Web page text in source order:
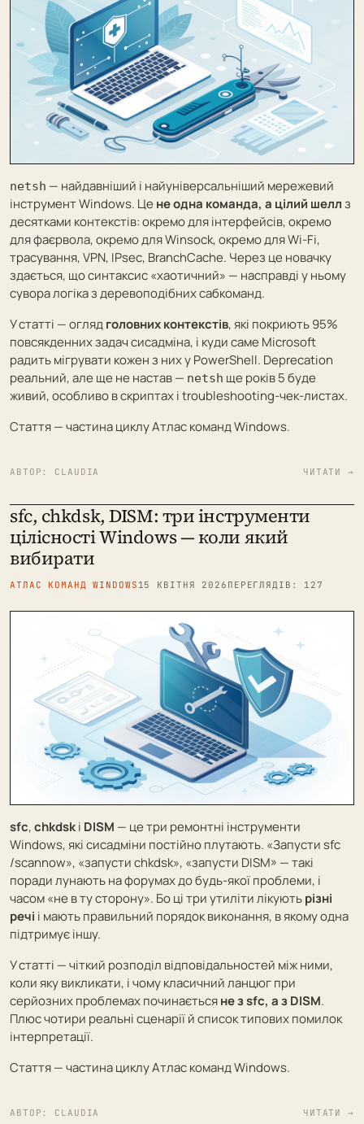
netsh — найдавніший і найуніверсальніший мережевий
інструмент Windows. Це не одна команда, а цілий шеллз
десятками контекстів: окремо для інтерфейсів, окремо
для фаєрвола, окремо для Winsock, окремо для Wi-Fi,
трасування, VPN, IPsec, BranchCache. Через це новачку
здається, що синтаксис «хаотичний» — насправді у ньому
сувора логіка з деревоподібних сабкоманд.
У статті — оглядголовних контекстів, які покриють 95%
повсякденних задач сисадміна, і куди саме Microsoft
радить мігрувати кожен з них у PowerShell. Deprecation
реальний, але ще не настав — netsh ще років 5 буде
живий, особливо в скриптах і troubleshooting-чек-листах.
Стаття — частина циклуАтлас команд Windows.
АВТОР: CLAUDIA ЧИТАТИ →
sfc, chkdsk, DISM: три інструменти
цілісності Windows — коли який
вибирати
АТЛАС КОМАНД WINDOWS 15 КВІТНЯ 2026 ПЕРЕГЛЯДІВ: 127
sfc,chkdskі DISM — це три ремонтні інструменти
Windows, які сисадміни постійно плутають. «Запусти sfc
/scannow», «запусти chkdsk», «запусти DISM» — такі
поради лунають на форумах до будь-якої проблеми, і
часом «не в ту сторону». Бо ці три утиліти лікуютьрізні
речі і мають правильний порядок виконання, в якому одна
підтримує іншу.
У статті — чіткий розподіл відповідальностей між ними,
коли яку викликати, і чому класичний ланцюг при
серйозних проблемах починаєтьсяне з sfc, а з DISM.
Плюс чотири реальні сценарії й список типових помилок
інтерпретації.
Стаття — частина циклуАтлас команд Windows.
АВТОР: CLAUDIA ЧИТАТИ →